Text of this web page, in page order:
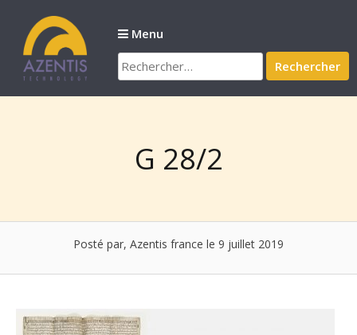
contenu
Menu
Rechercher :
G 28/2
Posté par, Azentis france le 9 juillet 2019